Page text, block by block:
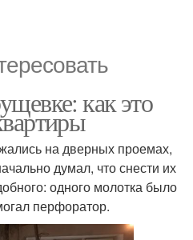
как это
на дверных проемах,
думал, что снести их
одного молотка было
перфоратор.